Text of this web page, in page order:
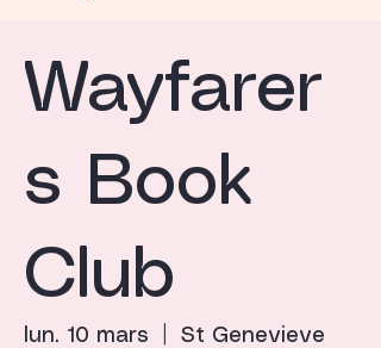
Wayfarer
s Book
Club
lun. 10 mars
St Genevieve